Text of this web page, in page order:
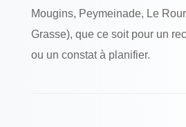
Mougins, Peymeinade, Le
Grasse), que ce soit pour un
ou un constat à planifier.